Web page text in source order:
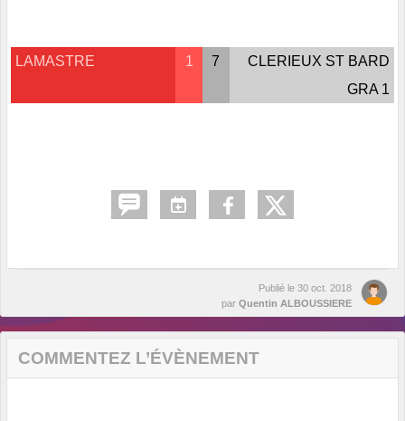
LAMASTRE 1 7
CLERIEUX ST BARD
GRA 1
Publié le 30 oct. 2018
par Quentin ALBOUSSIERE
COMMENTEZ L’ÉVÈNEMENT